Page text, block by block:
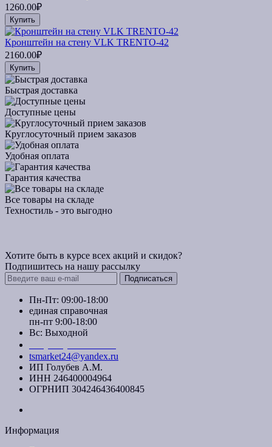
1260.00₽
Купить
Кронштейн на стену VLK TRENTO-42
2160.00₽
Купить
Быстрая доставка
Доступные цены
Круглосуточный прием заказов
Удобная оплата
Гарантия качества
Все товары на складе
Техностиль - это выгодно
Хотите быть в курсе всех акций и скидок?
Подпишитесь на нашу рассылку
Подписаться
Пн-Пт: 09:00-18:00
единая справочная
пн-пт 9:00-18:00
Вс: Выходной
tsmarket24@yandex.ru
ИП Голубев А.М.
ИНН 246400004964
ОГРНИП 304246436400845
Информация